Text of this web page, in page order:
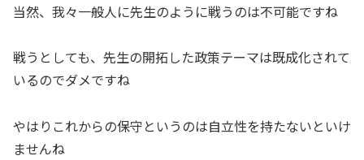
当然、我々一般人に先生のように戦うのは不可能ですね
戦うとしても、先生の開拓した政策テーマは既成化されて
いるのでダメですね
やはりこれからの保守というのは自立性を持たないといけ
ませんね